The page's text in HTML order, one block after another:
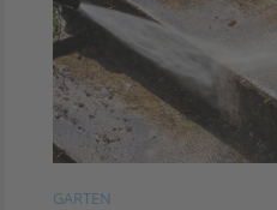
GARTEN